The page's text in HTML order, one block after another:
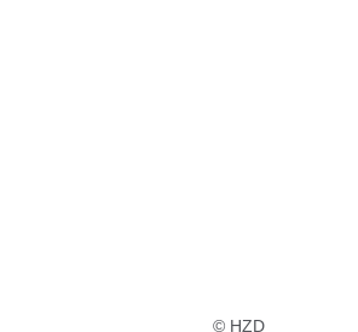
© HZD